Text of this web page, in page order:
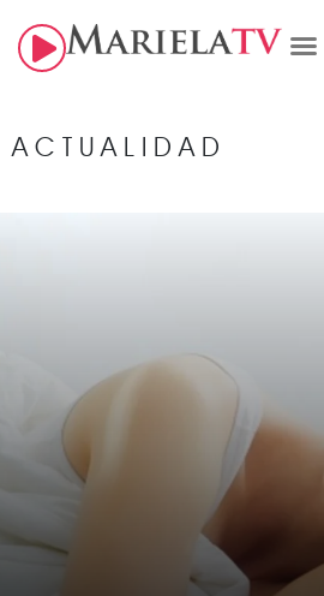
ACTUALIDAD